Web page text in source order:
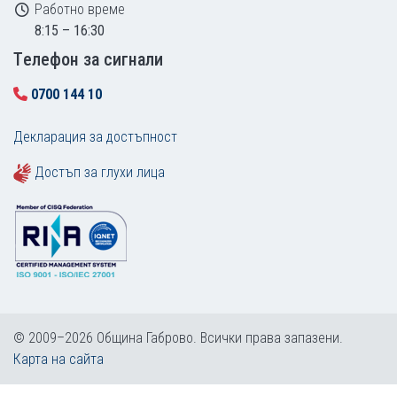
Работно време
8:15 – 16:30
Tелефон за сигнали
0700 144 10
Декларация за достъпност
Достъп за глухи лица
© 2009–2026 Община Габрово. Всички права запазени.
Карта на сайта